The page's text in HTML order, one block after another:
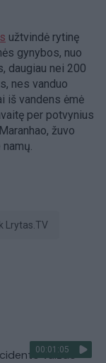
užtvindė rytinę
gynybos, nuo
daugiau nei 200
nes vanduo
iš vandens ėmė
per potvynius
žuvo
Lrytas.TV
00:01:05
vaizdo